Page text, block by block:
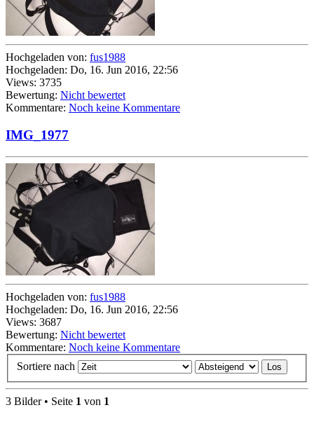
Hochgeladen von: fus1988
Hochgeladen: Do, 16. Jun 2016, 22:56
Views: 3735
Bewertung: Nicht bewertet
Kommentare: Noch keine Kommentare
IMG_1977
Hochgeladen von: fus1988
Hochgeladen: Do, 16. Jun 2016, 22:56
Views: 3687
Bewertung: Nicht bewertet
Kommentare: Noch keine Kommentare
Sortiere nach
3 Bilder • Seite 1 von 1